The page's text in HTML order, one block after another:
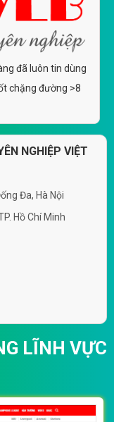
đã luôn tin dùng
chặng đường >8
NGHIỆP VIỆT
Đa, Hà Nội
Hồ Chí Minh
LĨNH VỰC